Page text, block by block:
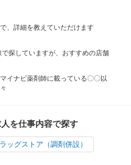
、詳細を教えていただけます
探していますが、おすすめの店舗
イナビ薬剤師に載っている〇〇以
を仕事内容で探す
ラッグストア（調剤併設）